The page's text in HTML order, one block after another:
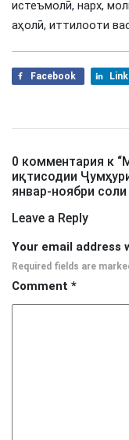
истеъмолӣ, нарх,
аҳолӣ, иттилооти
Facebook
0 комментария к “
иқтисодии
январ-ноябри
Leave a Reply
Your email address
Required fields are
Comment *